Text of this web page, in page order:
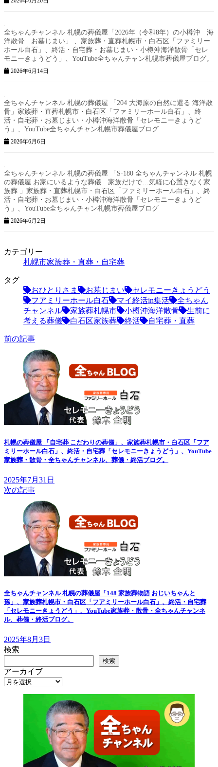
全ちゃんチャンネル 札幌の葬儀屋「2026年（令和8年）の小樽沖 海
洋散骨 お墓じまい」 、家族葬・直葬札幌市・白石区「ファミリー
ホール白石」、終活・自宅葬・お墓じまい・小樽沖海洋散骨「セレ
モニーきょうどう」、YouTube全ちゃんチャン札幌市葬儀屋ブログ。
2026年6月14日
全ちゃんチャンネル 札幌の葬儀屋 「204 大海原の自然に還る 海洋散
骨」家族葬・直葬札幌市・白石区「ファミリーホール白石」、終
活・自宅葬・お墓じまい・小樽沖海洋散骨「セレモニーきょうど
う」、YouTube全ちゃんチャン札幌市葬儀屋ブログ
2026年6月6日
全ちゃんチャンネル 札幌の葬儀屋 「S-180 全ちゃんチャンネル 札幌
の葬儀屋 お家にいるような葬儀 家族だけで…気軽に心置きなく家
族葬 」家族葬・直葬札幌市・白石区「ファミリーホール白石」、終
活・自宅葬・お墓じまい・小樽沖海洋散骨「セレモニーきょうど
う」、YouTube全ちゃんチャン札幌市葬儀屋ブログ
2026年6月2日
カテゴリー
札幌市家族葬・直葬・自宅葬
タグ
おひとりさま
お墓じまい
セレモニーきょうどう
フアミリーホール白石
マイ終活in集活
全ちゃん
チャンネル
家族葬札幌市 小樽沖海洋散骨
生前に
考える葬儀
白石区家族葬 終活 自宅葬・直葬
前の記事
札幌の葬儀屋 「自宅葬 こだわりの葬儀」、家族葬札幌市・白石区「フア
ミリーホール白石」、終活・自宅葬「セレモニーきょうどう」、YouTube
家族葬・散骨・全ちゃんチャンネル、葬儀・終活ブログ。
2025年7月31日
次の記事
全ちゃんチャンネル 札幌の葬儀屋「148 家族葬物語 おじいちゃんと
孫」、家族葬札幌市・白石区「フアミリーホール白石」、終活・自宅葬
「セレモニーきょうどう」、YouTube家族葬・散骨・全ちゃんチャンネ
ル、葬儀・終活ブログ。
2025年8月3日
検索
検索
アーカイブ